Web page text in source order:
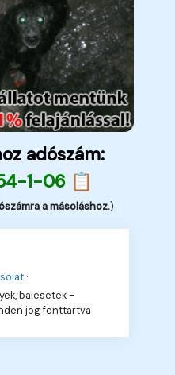
adószám:
1-06 📋
a másoláshoz.)
·
balesetek -
jog fenttartva